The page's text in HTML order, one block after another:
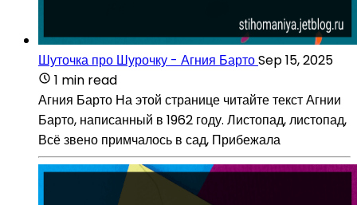
Шуточка про Шурочку - Агния БартоSep 15, 2025
1 min read
Агния Барто На этой странице читайте текст Агнии
Барто, написанный в 1962 году. Листопад, листопад,
Всё звено примчалось в сад, Прибежала